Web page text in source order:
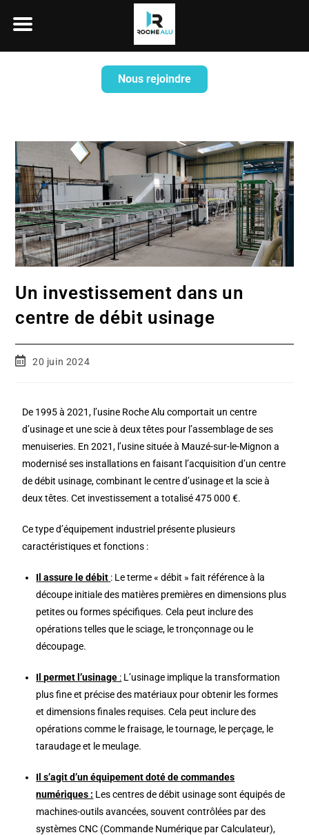
Nous rejoindre
Un investissement dans un
centre de débit usinage
20 juin 2024
De 1995 à 2021, l’usine Roche Alu comportait un centre
d’usinage et une scie à deux têtes pour l’assemblage de ses
menuiseries. En 2021, l’usine située à Mauzé-sur-le-Mignon a
modernisé ses installations en faisant l’acquisition d’un centre
de débit usinage, combinant le centre d’usinage et la scie à
deux têtes. Cet investissement a totalisé 475 000 €.
Ce type d’équipement industriel présente plusieurs
caractéristiques et fonctions :
Il assure le débit : Le terme « débit » fait référence à la
découpe initiale des matières premières en dimensions plus
petites ou formes spécifiques. Cela peut inclure des
opérations telles que le sciage, le tronçonnage ou le
découpage.
Il permet l’usinage : L’usinage implique la transformation
plus fine et précise des matériaux pour obtenir les formes
et dimensions finales requises. Cela peut inclure des
opérations comme le fraisage, le tournage, le perçage, le
taraudage et le meulage.
Il s’agit d’un équipement doté de commandes
numériques : Les centres de débit usinage sont équipés de
machines-outils avancées, souvent contrôlées par des
systèmes CNC (Commande Numérique par Calculateur),